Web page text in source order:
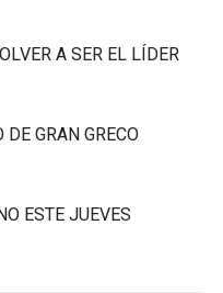
A SER EL LÍDER
GRAN GRECO
ESTE JUEVES